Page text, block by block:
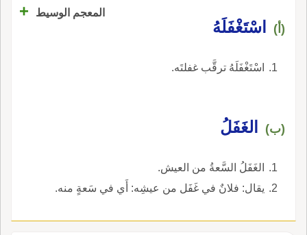
المعجم الوسيط +
(أ) اسْتَغْفَلَهُ
اسْتَغْفَلَهُ ترقَّب غفلتَه.
(ب) الغَفَلُ
الغَفَلُ السَّعةُ من العيش.
يقال: فلانٌ في غَفَل من عيشِه: أَي في سَعةٍ منه.